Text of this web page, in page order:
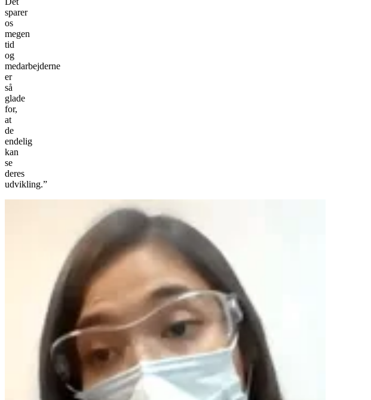
sparer
os
megen
tid
og
medarbejderne
er
så
glade
for,
at
de
endelig
kan
se
deres
udvikling.”